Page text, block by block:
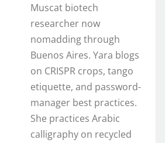
Muscat biotech
researcher now
nomadding through
Buenos Aires. Yara blogs
on CRISPR crops, tango
etiquette, and password-
manager best practices.
She practices Arabic
calligraphy on recycled